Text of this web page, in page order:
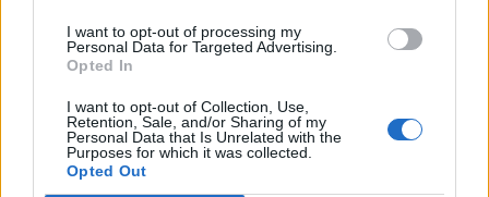
I want to opt-out of processing my
Personal Data for Targeted Advertising.
Opted In
I want to opt-out of Collection, Use,
Retention, Sale, and/or Sharing of my
Personal Data that Is Unrelated with the
Purposes for which it was collected.
Opted Out
Από σήμερα τριήμερη
περιοδεία Αυγενάκη στην
Κεντρική Μακεδονία
29/08/2023 - 09:39
Επίσκεψη της Υφυπουργού
Ανάπτυξης, Άννας Μάνη –